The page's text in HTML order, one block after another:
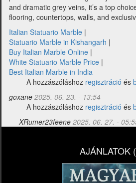
and dramatic grey veins, it’s a top
flooring, countertops, walls, and
Italian Statuario Marble |
Statuario Marble in Kishangarh |
Buy Italian Marble Online |
White Statuario Marble Price |
Best Italian Marble in India
A hozzászóláshoz regisztráció és
goxane 2025. 06. 23. - 13:54
A hozzászóláshoz regisztráció és
XRumer23feene 2025. 06. 27. -
AJÁNLATOK